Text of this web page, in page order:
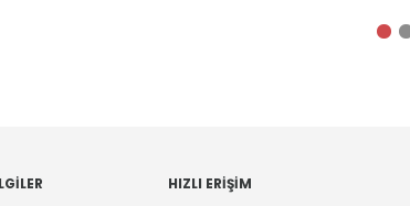
HIZLI ERIŞIM